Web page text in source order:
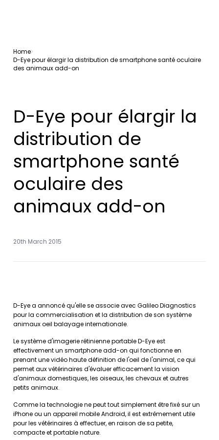
Home
D-Eye pour élargir la distribution de smartphone santé oculaire
des animaux add-on
D-Eye pour élargir la
distribution de
smartphone santé
oculaire des
animaux add-on
20th March 2015
D-Eye a annoncé qu'elle se associe avec Galileo Diagnostics
pour la commercialisation et la distribution de son système
animaux oeil balayage internationale.
Le système d'imagerie rétinienne portable D-Eye est
effectivement un smartphone add-on qui fonctionne en
prenant une vidéo haute définition de l'oeil de l'animal, ce qui
permet aux vétérinaires d'évaluer efficacement la vision
d'animaux domestiques, les oiseaux, les chevaux et autres
petits animaux.
Comme la technologie ne peut tout simplement être fixé sur un
iPhone ou un appareil mobile Android, il est extrêmement utile
pour les vétérinaires à effectuer, en raison de sa petite,
compacte et portable nature.